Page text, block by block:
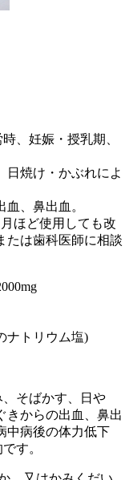
、妊娠・授乳期、
焼け・かぶれによ
、鼻出血。
ほど使用しても改
たは歯科医師に相談
ナトリウム塩)
、そばかす、日や
きからの出血、鼻出
中病後の体力低下
す。